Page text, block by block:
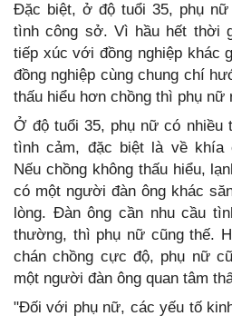
Đặc biệt, ở độ tuổi 35, phụ
tình công sở. Vì hầu hết thời
tiếp xúc với đồng nghiệp khác
đồng nghiệp cùng chung chí
thấu hiểu hơn chồng thì phụ nữ
Ở độ tuổi 35, phụ nữ có nhiều
tình cảm, đặc biệt là về khía
Nếu chồng không thấu hiểu,
có một người đàn ông khác
lòng. Đàn ông cần nhu cầu
thường, thì phụ nữ cũng thế.
chán chồng cực độ, phụ nữ
một người đàn ông quan tâm
"Đối với phụ nữ, các yếu tố